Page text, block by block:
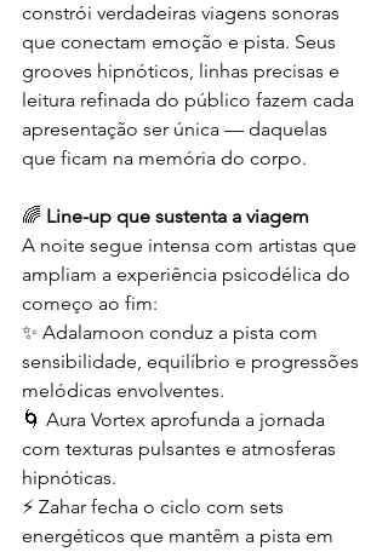
constrói verdadeiras viagens sonoras
que conectam emoção e pista. Seus
grooves hipnóticos, linhas precisas e
leitura refinada do público fazem cada
apresentação ser única — daquelas
que ficam na memória do corpo.
🌈 Line-up que sustenta a viagem
A noite segue intensa com artistas que
ampliam a experiência psicodélica do
começo ao fim:
✨ Adalamoon conduz a pista com
sensibilidade, equilíbrio e progressões
melódicas envolventes.
🌀 Aura Vortex aprofunda a jornada
com texturas pulsantes e atmosferas
hipnóticas.
⚡ Zahar fecha o ciclo com sets
energéticos que mantêm a pista em